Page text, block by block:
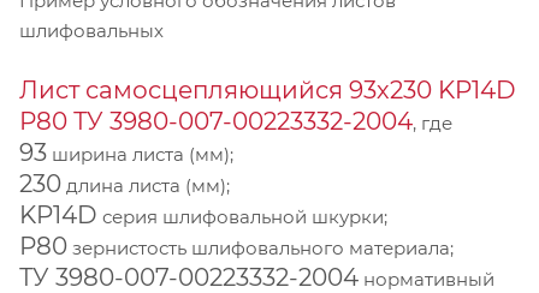
шлифовальных
Лист самосцепляющийся 93х230 KP14D
Р80 ТУ 3980-007-00223332-2004, где
93 ширина листа (мм);
230 длина листа (мм);
KP14D серия шлифовальной шкурки;
Р80 зернистость шлифовального материала;
ТУ 3980-007-00223332-2004 нормативный